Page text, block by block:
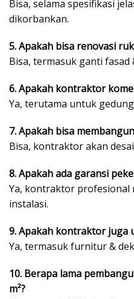
Bisa, selama spesifikasi
dikorbankan.
5. Apakah bisa renovasi
Bisa, termasuk ganti fasad
6. Apakah kontraktor
Ya, terutama untuk
7. Apakah bisa
Bisa, kontraktor akan
8. Apakah ada garansi
Ya, kontraktor
instalasi.
9. Apakah kontraktor juga
Ya, termasuk furnitur &
10. Berapa lama
m²?